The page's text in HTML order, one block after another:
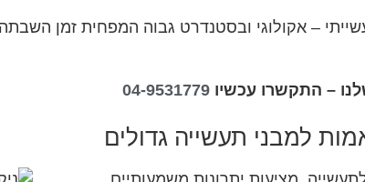
– אקולוגי ובסטנדרט גבוה המפחית זמן השבתה
– התקשרו עכשיו 04-9531779
למבני תעשייה גדולים